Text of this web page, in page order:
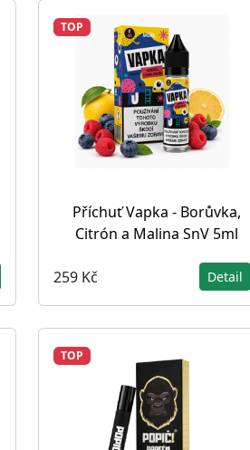
TOP
Příchuť Vapka - Borůvka,
Citrón a Malina SnV 5ml
259 Kč Detail
TOP